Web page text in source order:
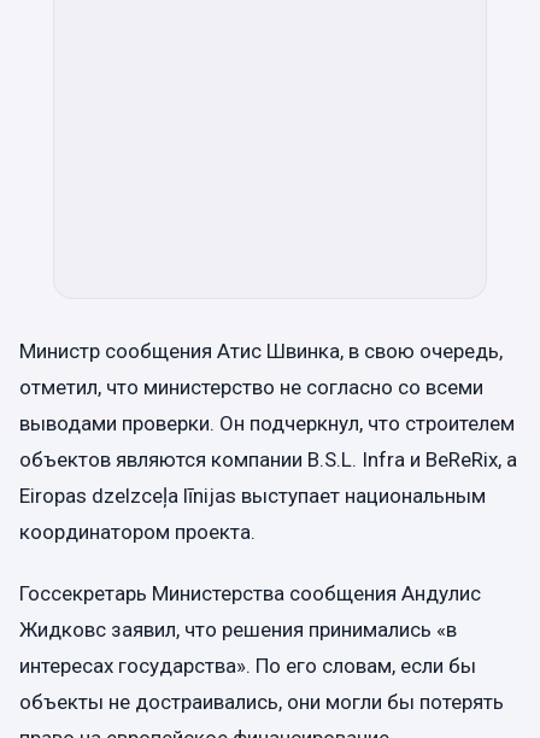
Министр сообщения Атис Швинка, в свою очередь,
отметил, что министерство не согласно со всеми
выводами проверки. Он подчеркнул, что строителем
объектов являются компании B.S.L. Infra и BeReRix, а
Eiropas dzelzceļa līnijas выступает национальным
координатором проекта.
Госсекретарь Министерства сообщения Андулис
Жидковс заявил, что решения принимались «в
интересах государства». По его словам, если бы
объекты не достраивались, они могли бы потерять